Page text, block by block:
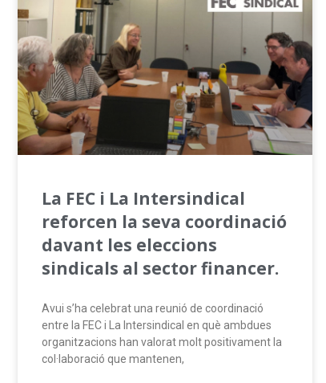
La FEC i La Intersindical
reforcen la seva coordinació
davant les eleccions
sindicals al sector financer.
Avui s’ha celebrat una reunió de coordinació
entre la FEC i La Intersindical en què ambdues
organitzacions han valorat molt positivament la
col·laboració que mantenen,